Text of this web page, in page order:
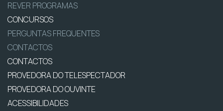
REVER PROGRAMAS
CONCURSOS
PERGUNTAS FREQUENTES
CONTACTOS
CONTACTOS
PROVEDORA DO TELESPECTADOR
PROVEDORA DO OUVINTE
ACESSIBILIDADES